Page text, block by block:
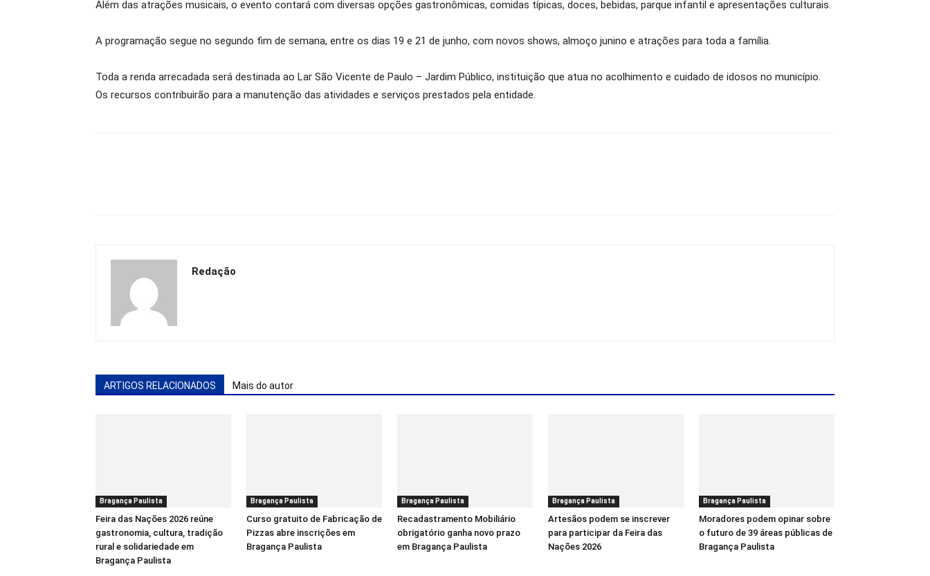
Além das atrações musicais, o evento contará com diversas opções gastronômicas, comidas típicas, doces, bebidas, parque infantil e apresentações culturais.
A programação segue no segundo fim de semana, entre os dias 19 e 21 de junho, com novos shows, almoço junino e atrações para toda a família.
Toda a renda arrecadada será destinada ao Lar São Vicente de Paulo – Jardim Público, instituição que atua no acolhimento e cuidado de idosos no município.
Os recursos contribuirão para a manutenção das atividades e serviços prestados pela entidade.
Redação
ARTIGOS RELACIONADOS Mais do autor
Bragança Paulista
Feira das Nações 2026 reúne
gastronomia, cultura, tradição
rural e solidariedade em
Bragança Paulista
Bragança Paulista
Curso gratuito de Fabricação de
Pizzas abre inscrições em
Bragança Paulista
Bragança Paulista
Recadastramento Mobiliário
obrigatório ganha novo prazo
em Bragança Paulista
Bragança Paulista
Artesãos podem se inscrever
para participar da Feira das
Nações 2026
Bragança Paulista
Moradores podem opinar sobre
o futuro de 39 áreas públicas de
Bragança Paulista